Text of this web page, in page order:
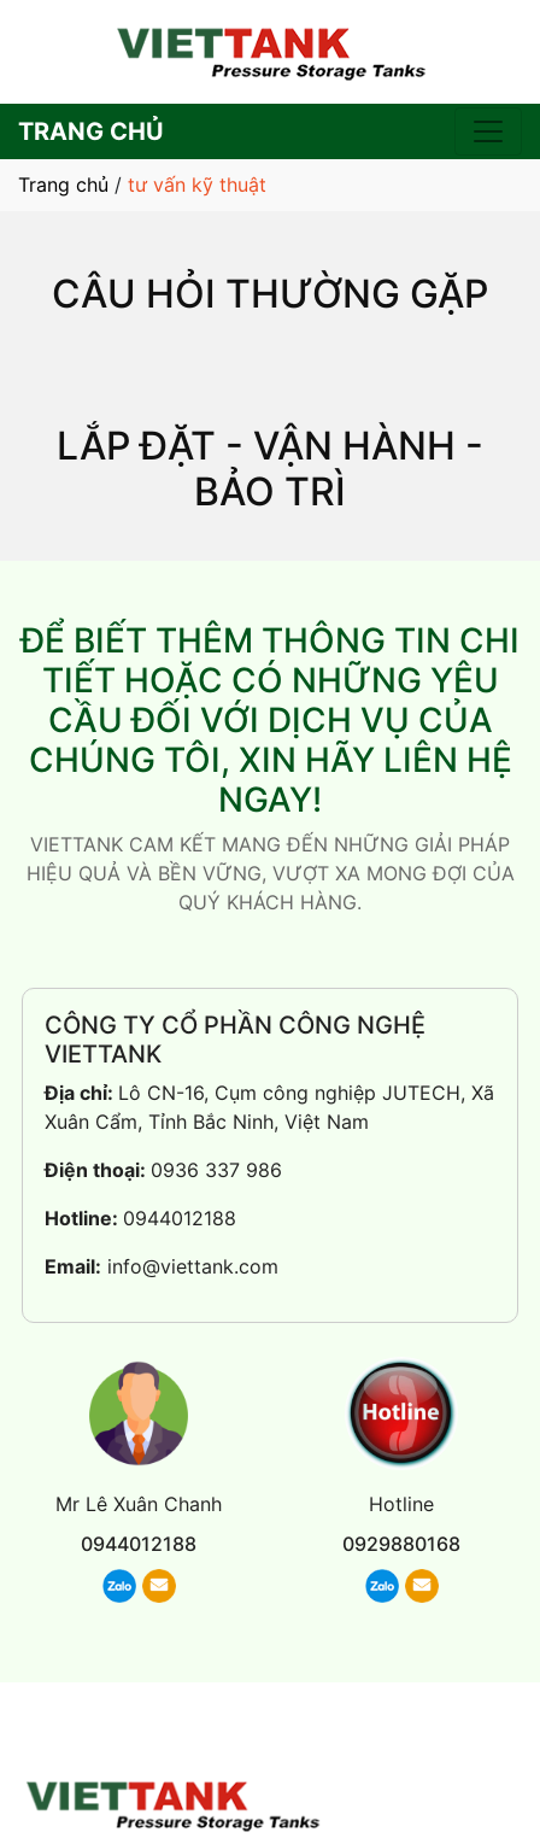
TRANG CHỦ
Trang chủ / tư vấn kỹ thuật
CÂU HỎI THƯỜNG GẶP
LẮP ĐẶT - VẬN HÀNH -
BẢO TRÌ
ĐỂ BIẾT THÊM THÔNG TIN CHI
TIẾT HOẶC CÓ NHỮNG YÊU
CẦU ĐỐI VỚI DỊCH VỤ CỦA
CHÚNG TÔI, XIN HÃY LIÊN HỆ
NGAY!
VIETTANK CAM KẾT MANG ĐẾN NHỮNG GIẢI PHÁP
HIỆU QUẢ VÀ BỀN VỮNG, VƯỢT XA MONG ĐỢI CỦA
QUÝ KHÁCH HÀNG.
CÔNG TY CỔ PHẦN CÔNG NGHỆ
VIETTANK
Địa chỉ: Lô CN-16, Cụm công nghiệp JUTECH, Xã
Xuân Cẩm, Tỉnh Bắc Ninh, Việt Nam
Điện thoại: 0936 337 986
Hotline: 0944012188
Email: info@viettank.com
Mr Lê Xuân Chanh
0944012188
Hotline
0929880168